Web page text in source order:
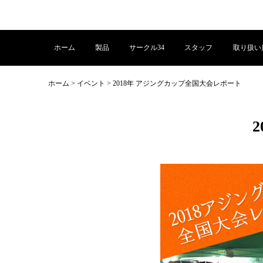
ホーム 製品 サークル34 スタッフ 取り扱い
ホーム > イベント > 2018年 アジングカップ全国大会レポート